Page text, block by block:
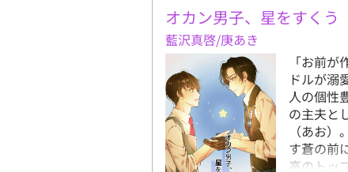
オカン男子、星をすくう
藍沢真啓/庚あき
「お前
ドルが溺
人の個性
の主夫と
（あお
す蒼の前
高のトッ